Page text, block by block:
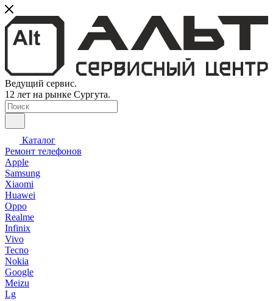
Ведущий сервис.
12 лет на рынке Сургута.
Каталог
Ремонт телефонов
Apple
Samsung
Xiaomi
Huawei
Oppo
Realme
Infinix
Vivo
Tecno
Nokia
Google
Meizu
Lg